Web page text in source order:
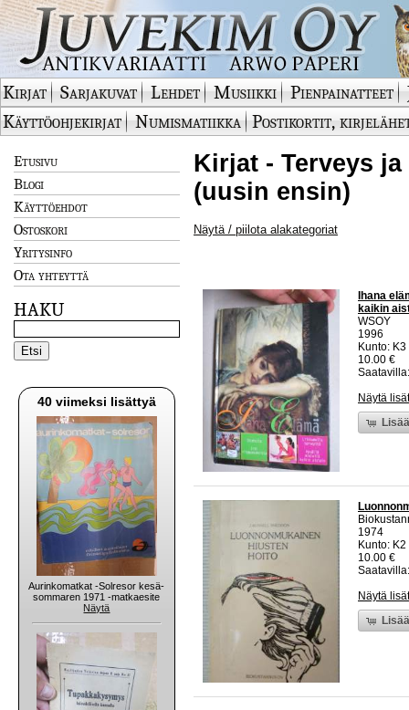
Kirjat Sarjakuvat Lehdet Musiikki Pienpainatteet
Käyttöohjekirjat
Numismatiikka Postikortit,
Etusivu
Blogi
Käyttöehdot
Ostoskori
Yritysinfo
Ota yhteyttä
HAKU
40 viimeksi lisättyä
Aurinkomatkat -Solresor kesä-
sommaren 1971 -matkaesite
Näytä
Kirjat - Terveys
(uusin ensin)
Näytä / piilota alakategoriat
Ihana
kaikin
WSOY
1996
Kunto:
10.00 €
Näytä
1974
Kunto:
10.00 €
Näytä